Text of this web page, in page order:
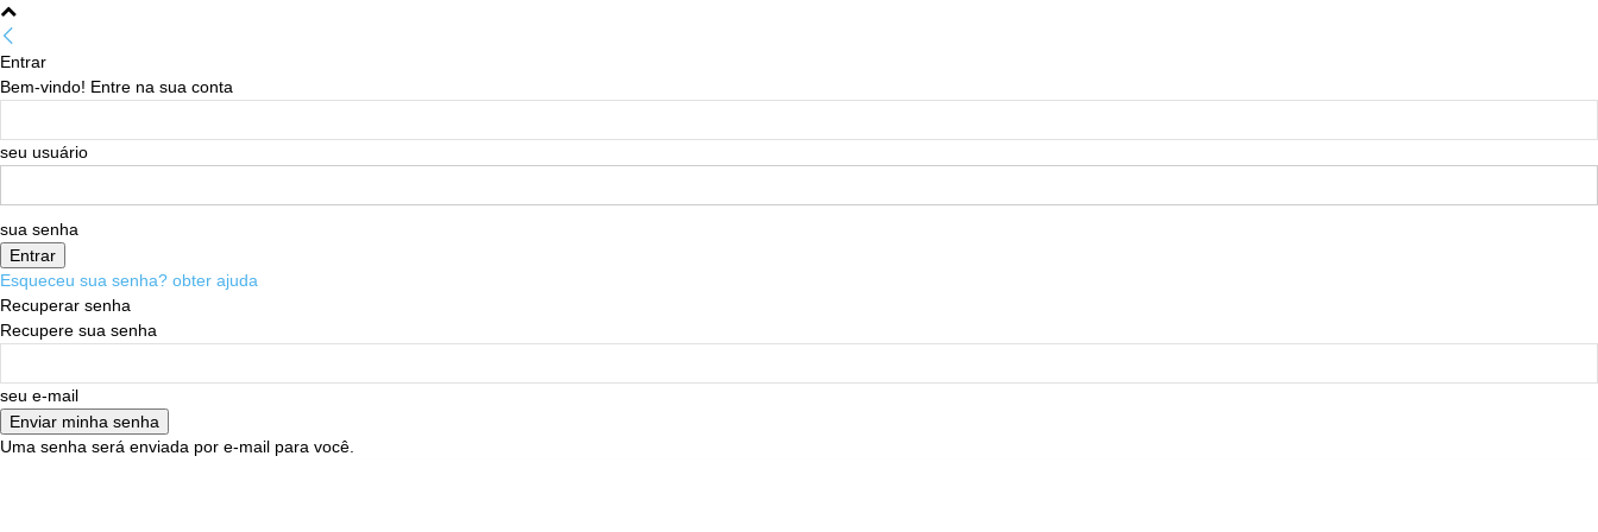
Entrar
Bem-vindo! Entre na sua conta
seu usuário
sua senha
Esqueceu sua senha? obter ajuda
Recuperar senha
Recupere sua senha
seu e-mail
Uma senha será enviada por e-mail para você.